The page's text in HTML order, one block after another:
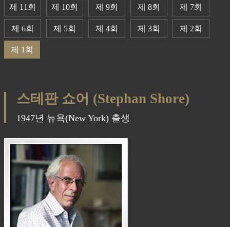
제 11회 제 10회 제 9회 제 8회 제 7회
제 6회 제 5회 제 4회 제 3회 제 2회
제 1회
스테판 쇼어 (Stephan Shore)
1947년 뉴욕(New York) 출생